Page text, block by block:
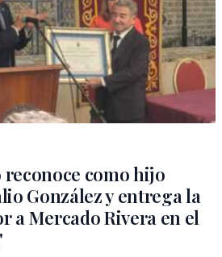
como hijo
González y entrega la
a Mercado Rivera en el